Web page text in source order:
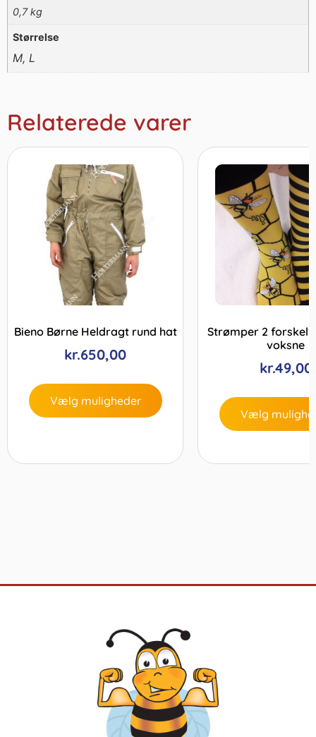
0,7 kg
Størrelse
M, L
Relaterede varer
Bieno Børne Heldragt rund hat
kr.650,00
Vælg muligheder
Strømper 2
voksne
kr.49,00
Vælg